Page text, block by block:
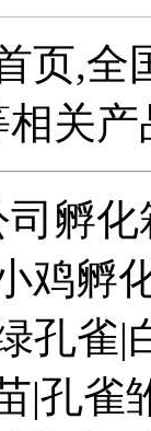
页,全
关产
孵
鸡孵
孔雀|
|孔雀